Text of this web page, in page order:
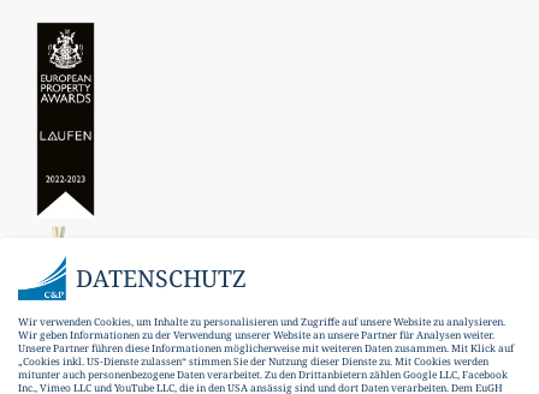
UNSERE PRODUKTE
DATENSCHUTZ
Wir verwenden Cookies, um Inhalte zu personalisieren und Zugriffe auf unsere Website zu analysieren.
Wir geben Informationen zu der Verwendung unserer Website an unsere Partner für Analysen weiter.
Unsere Partner führen diese Informationen möglicherweise mit weiteren Daten zusammen. Mit Klick auf
„Cookies inkl. US-Dienste zulassen“ stimmen Sie der Nutzung dieser Dienste zu. Mit Cookies werden
mitunter auch personenbezogene Daten verarbeitet. Zu den Drittanbietern zählen Google LLC, Facebook
Inc., Vimeo LLC und YouTube LLC, die in den USA ansässig sind und dort Daten verarbeiten. Dem EuGH